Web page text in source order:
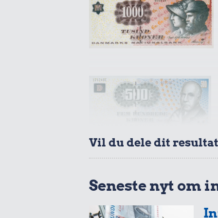
197 kr.
Samlet pris i 2006
Vil du dele dit
Seneste nyt om